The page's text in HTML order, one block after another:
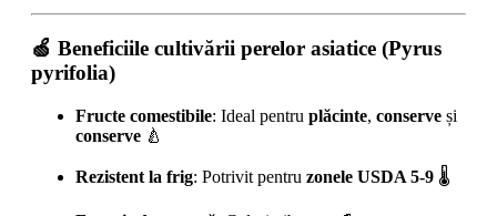
🍏 Beneficiile cultivării perelor asiatice (Pyrus
pyrifolia)
Fructe comestibile: Ideal pentru plăcinte, conserve și
conserve 🍐
Rezistent la frig: Potrivit pentru zonele USDA 5-9 🌡️